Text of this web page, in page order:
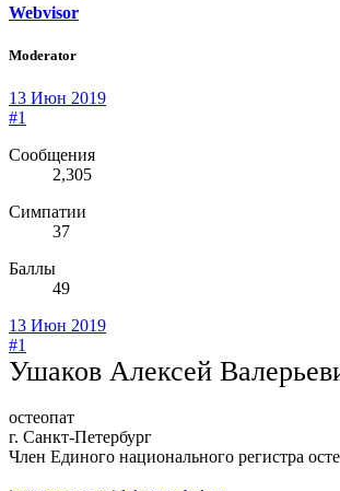
Webvisor
Moderator
13 Июн 2019
#1
Сообщения
2,305
Симпатии
37
Баллы
49
13 Июн 2019
#1
Ушаков Алексей
остеопат
г. Санкт-Петербург
Член Единого национального регистра